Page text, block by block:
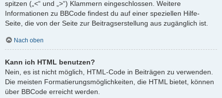
spitzen („<“ und „>“) Klammern eingeschlossen. Weitere
Informationen zu BBCode findest du auf einer speziellen Hilfe-
Seite, die von der Seite zur Beitragserstellung aus zugänglich ist.
Nach oben
Kann ich HTML benutzen?
Nein, es ist nicht möglich, HTML-Code in Beiträgen zu verwenden.
Die meisten Formatierungsmöglichkeiten, die HTML bietet, können
über BBCode erreicht werden.